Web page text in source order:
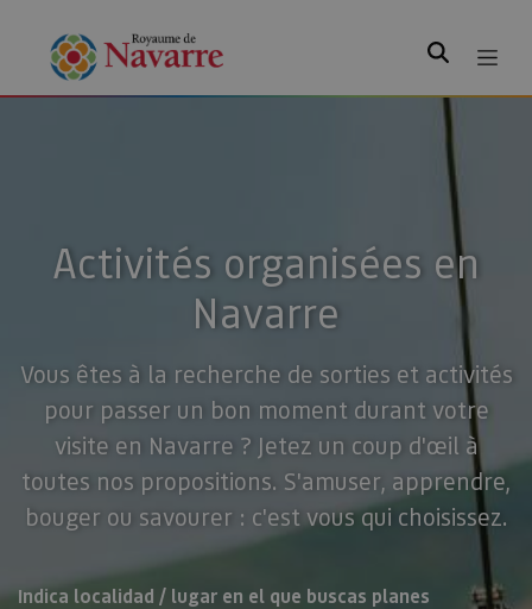
Rechercher
Activités organisées en
Navarre
Vous êtes à la recherche de sorties et activités
pour passer un bon moment durant votre
visite en Navarre ? Jetez un coup d'œil à
toutes nos propositions. S'amuser, apprendre,
bouger ou savourer : c'est vous qui choisissez.
Rechercher
Indica localidad / lugar en el que buscas planes